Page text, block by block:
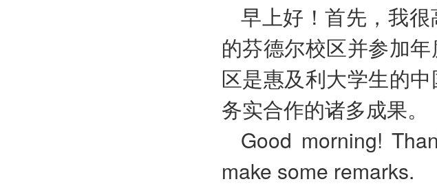
早上好！首先，我
的芬德尔校区并参加
区是惠及利大学生的
务实合作的诸多成果。
Good morning!
make some remarks.